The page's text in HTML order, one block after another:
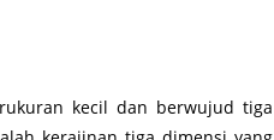
kecil dan berwujud tiga